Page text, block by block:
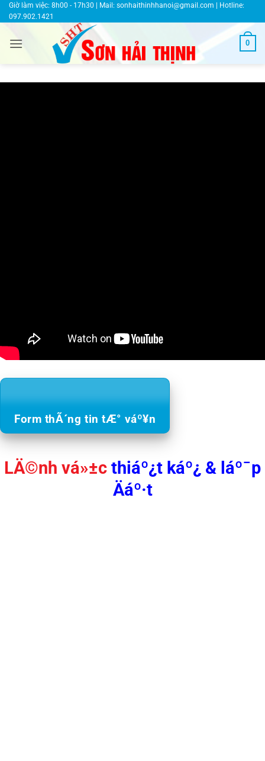
Bỏ
qua
dung
Giờ làm việc: 8h00 - 17h30 | Mail: sonhaithinhhanoi@gmail.com | Hotline:
097.902.1421
0
Form thÃ´ng tin tÆ° váº¥n
LÄ©nh vá»±c thiáº¿t káº¿ & láº¯p
Äáº·t